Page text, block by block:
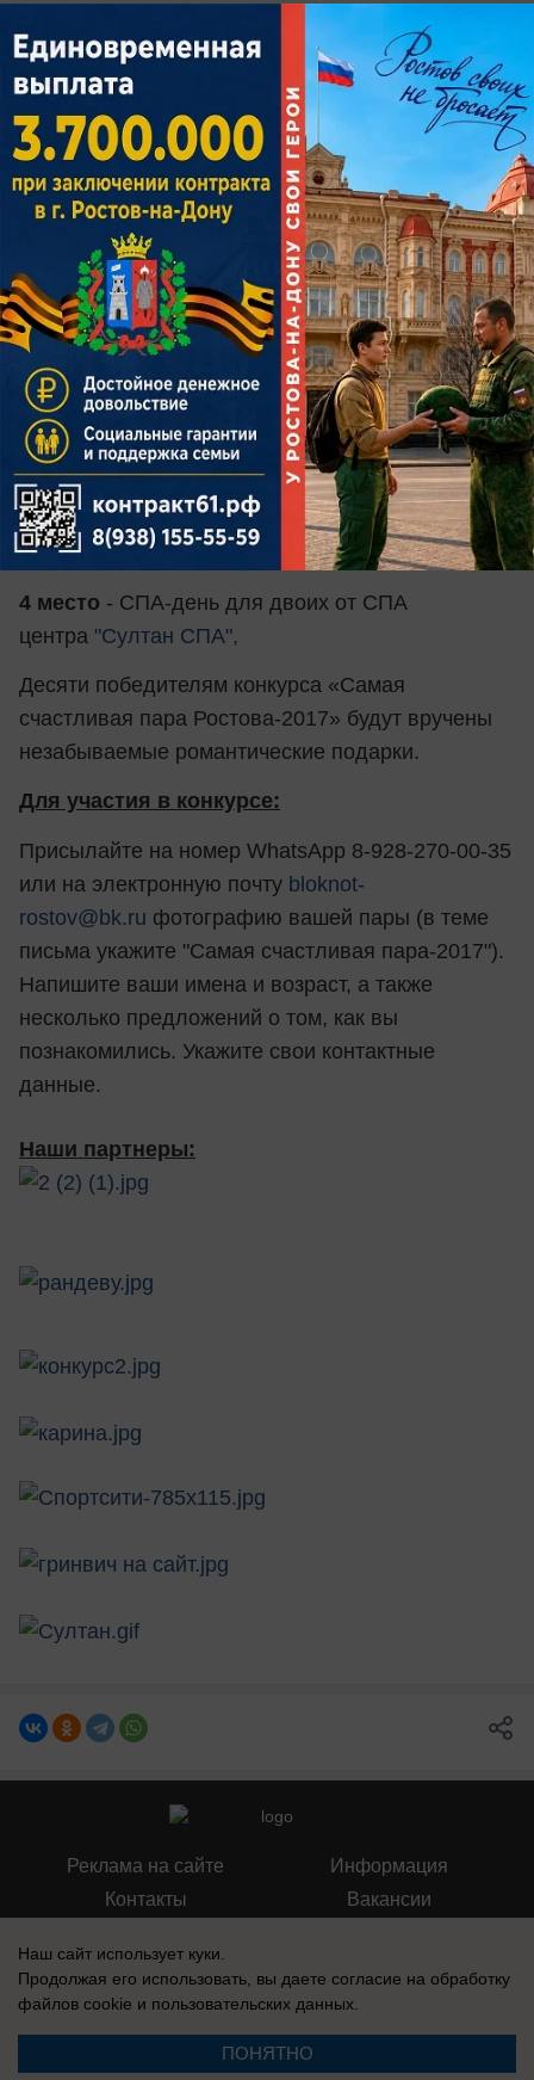
сети фитнес клубов "СпортСити"
2 место
- романтическое свидание на крыше
отАгентства оригинальных свиданий
"Рандеву", сертификат на 2000 рублей в
стоматологическую клинику "Эль-таж"
сертификат на посещение аква-зоны"Greenwich-
и подарочный сертификат на "Coral Travel"
на сумму 3000 рублей+абонимент на 7 дней
отсети фитнес клубов "СпортСити"
3 место- ужин со второй половинкой
от"Sonm" Bar & Kitchen, сертификат на 1000
рублей в стоматологическую клинику "Эль-
таж", сертификат на посещение аква-
зоны"Greenwich-park"
, подарочный сертификат
"Trip Smart" на сумму 2000 рублей+3 гостевых
визита отсети фитнес клубов "СпортСити".
4 место - СПА-день для двоих от СПА
центра "Султан СПА",
Десяти победителям конкурса «Самая
счастливая пара Ростова-2017» будут вручены
незабываемые романтические подарки.
Для участия в конкурсе:
Присылайте на номер WhatsApp 8-928-270-00-35
или на электронную почту bloknot-
rostov@bk.ru фотографию вашей пары (в теме
письма укажите "Самая счастливая пара-2017").
Напишите ваши имена и возраст, а также
несколько предложений о том, как вы
познакомились. Укажите свои контактные
данные.
Наши партнеры:
Реклама на сайте
Контакты
Информация
Вакансии
массовых коммуникаций (Роскомнадзор) 12 июля 2019 г.
Наш сайт использует куки.
Продолжая его использовать, вы даете согласие на обработку
файлов cookie и пользовательских данных.
ПОНЯТНО